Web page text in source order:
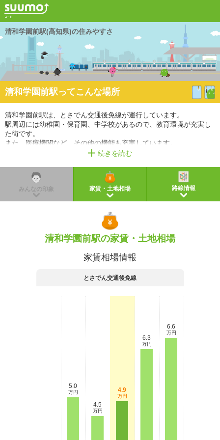
清和学園前駅(高知県)の住みやすさ
清和学園前駅ってこんな場所
清和学園前駅は、とさでん交通後免線が運行しています。
駅周辺には幼稚園・保育園、中学校があるので、教育環境が充実し
た街です。
また、医療機関など、その他の機能も充実しています。
※経路情報、所要時間情報は平日・日中の標準的な所要時間での乗り換え経路を採用していま
続きを読む
みんなの印象 家賃・土地相場 路線情報
清和学園前駅の家賃・土地相場
家賃相場情報
とさでん交通後免線
5.0
万円
4.5
万円
4.9
万円
6.3
万円
6.6
万円